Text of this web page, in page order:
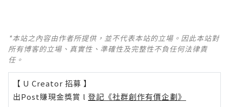
*本站之內容由作者所提供，並不代表本站的立場。因此本站對
所有博客的立場、真實性、準確性及完整性不負任何法律責
任。
【 U Creator 招募 】
出Post賺現金獎賞 l 登記《社群創作有價企劃》